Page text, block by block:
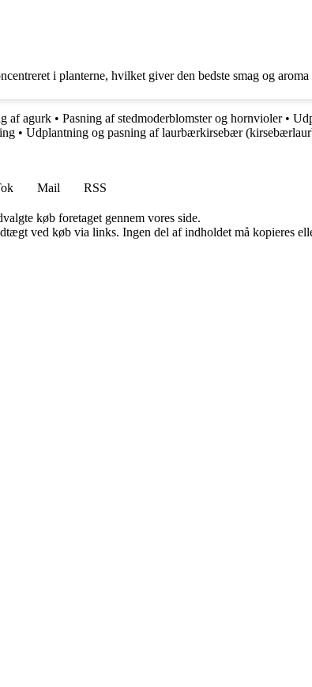
i planterne, hvilket giver den bedste smag og aroma
af agurk • Pasning af stedmoderblomster og hornvioler•
• Udplantning og pasning af laurbærkirsebær
Mail
RSS
køb foretaget gennem vores side.
ved køb via links. Ingen del af indholdet må kopieres